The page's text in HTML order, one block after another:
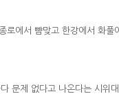
에서 뺨맞고 한강에서 화
문제 없다고 나온다는 시위대.